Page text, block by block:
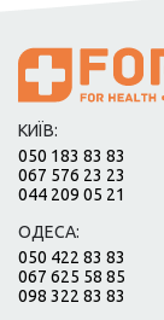
КИЇВ:
050 183 83 83
067 576 23 23
044 209 05 21
ОДЕСА:
050 422 83 83
067 625 58 85
098 322 83 83